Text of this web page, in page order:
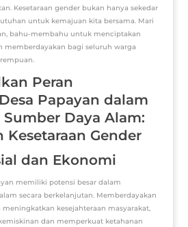
Kesetaraan gender bukan hanya sekedar
untuk kemajuan kita bersama. Mari
bahu-membahu untuk menciptakan
memberdayakan bagi seluruh warga
Peran
Papayan dalam
Daya Alam:
Gender
dan Ekonomi
memiliki potensi besar dalam
secara berkelanjutan. Memberdayakan
kesejahteraan masyarakat,
dan memperkuat ketahanan